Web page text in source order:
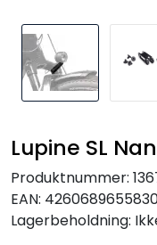
Lupine SL
Produktnummer:
EAN:
Lagerbeholdning: